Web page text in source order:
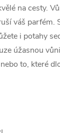
na cesty.
váš parfém.
i potahy
úžasnou
to, které